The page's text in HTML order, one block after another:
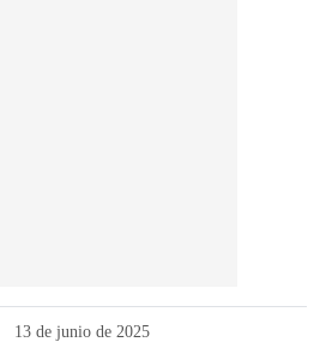
13 de junio de 2025